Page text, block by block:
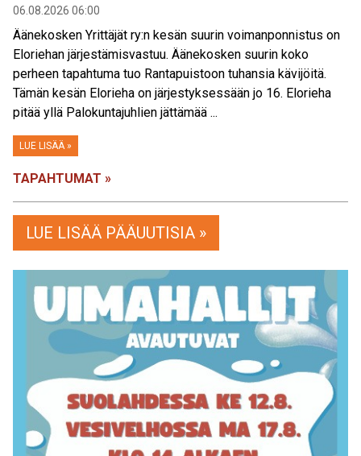
06.08.2026 06:00
Äänekosken Yrittäjät ry:n kesän suurin voimanponnistus on
Eloriehan järjestämisvastuu. Äänekosken suurin koko
perheen tapahtuma tuo Rantapuistoon tuhansia kävijöitä.
Tämän kesän Elorieha on järjestyksessään jo 16. Elorieha
pitää yllä Palokuntajuhlien jättämää ...
LUE LISÄÄ »
TAPAHTUMAT »
LUE LISÄÄ PÄÄUUTISIA »